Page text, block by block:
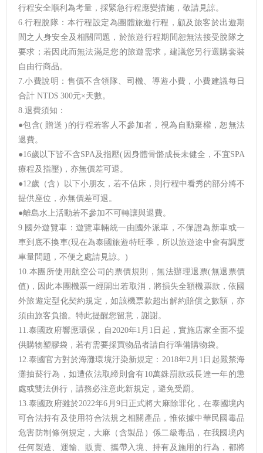
行程安全順利為考量，採緊急行程應變措施，敬請見諒。
6.行程脫隊：本行程設定為團體旅遊行程，顧及旅客於出遊期
間之人身安全及相關問題，於旅遊行程期間恕無法接受脫隊之
要求；若因此而無法滿足您的旅遊需求，建議您另行選購套裝
自由行商品。
7.小費說明：售價不含領隊、司機、導遊小費，小費建議每日
合計 NTD$ 300元×天數。
8.退費須知：
●包含( 贈送 )的行程若客人不參加者，視為自動棄權，恕無法
退費。
●16歲以下皆不含SPA及指壓(因身體骨骼成長未健全，不宜SPA
療程及指壓)，亦無價差可退。
●12歲（含）以下小朋友，若不佔床，則行程中看秀的部分將不
提供座位，亦無價差可退。
●離島水上活動若不參加不可轉讓與退費。
9.國外遊覽車：遊覽車輛統一由國外派車，不保證為新車或一
車到底不換車(現在為泰國旅遊特旺季，所以旅遊途中會有調度
車量問題，不便之處請見諒。)
10.本團所使用航空公司的票價規則，無法辦理退票(無退票價
值)，因此本團機票一經開出若取消，將損失全額機票款，依國
外旅遊定型化契約規定，如該機票款超出解約賠償之數額，亦
須由旅客負擔。特此提醒您留意，謝謝。
11.泰國政府響應環保，自2020年1月1日起，實施店家全面不提
供購物塑膠袋，若有需要採買物品者請自行準備購物袋。
12.泰國官方對於海灘環境汙染新規定：2018年2月1日起嚴禁海
灘抽菸行為，如遭依法取締則會有10萬銖罰款或長達一年的懲
處或雙法併行，請務必注意此新規定，避免受罰。
13.泰國政府雖於2022年6月9日正式將大麻除罪化，在泰國境內
可合法持有及使用符合法規之相關產品，惟依據中華民國毒品
危害防制條例規定，大麻（含製品）係二級毒品，在我國境內
任何製造、運輸、販賣、攜帶入境、持有及施用的行為，都將